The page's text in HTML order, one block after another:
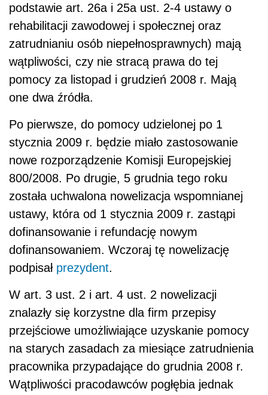
podstawie art. 26a i 25a ust. 2-4 ustawy o
rehabilitacji zawodowej i społecznej oraz
zatrudnianiu osób niepełnosprawnych) mają
wątpliwości, czy nie stracą prawa do tej
pomocy za listopad i grudzień 2008 r. Mają
one dwa źródła.
Po pierwsze, do pomocy udzielonej po 1
stycznia 2009 r. będzie miało zastosowanie
nowe rozporządzenie Komisji Europejskiej
800/2008. Po drugie, 5 grudnia tego roku
została uchwalona nowelizacja wspomnianej
ustawy, która od 1 stycznia 2009 r. zastąpi
dofinansowanie i refundację nowym
dofinansowaniem. Wczoraj tę nowelizację
podpisał prezydent.
W art. 3 ust. 2 i art. 4 ust. 2 nowelizacji
znalazły się korzystne dla firm przepisy
przejściowe umożliwiające uzyskanie pomocy
na starych zasadach za miesiące zatrudnienia
pracownika przypadające do grudnia 2008 r.
Wątpliwości pracodawców pogłębia jednak